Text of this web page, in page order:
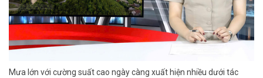
Mưa lớn với cường suất cao ngày càng xuất hiện nhiều dưới tác